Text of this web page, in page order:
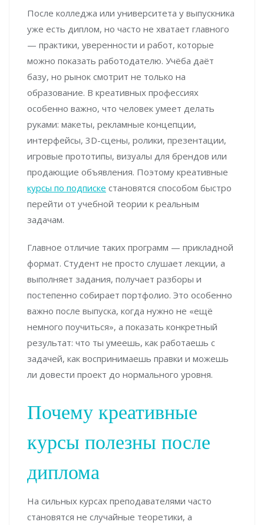
После колледжа или университета у выпускника
уже есть диплом, но часто не хватает главного
— практики, уверенности и работ, которые
можно показать работодателю. Учёба даёт
базу, но рынок смотрит не только на
образование. В креативных профессиях
особенно важно, что человек умеет делать
руками: макеты, рекламные концепции,
интерфейсы, 3D-сцены, ролики, презентации,
игровые прототипы, визуалы для брендов или
продающие объявления. Поэтому креативные
курсы по подписке становятся способом быстро
перейти от учебной теории к реальным
задачам.
Главное отличие таких программ — прикладной
формат. Студент не просто слушает лекции, а
выполняет задания, получает разборы и
постепенно собирает портфолио. Это особенно
важно после выпуска, когда нужно не «ещё
немного поучиться», а показать конкретный
результат: что ты умеешь, как работаешь с
задачей, как воспринимаешь правки и можешь
ли довести проект до нормального уровня.
Почему креативные
курсы полезны после
диплома
На сильных курсах преподавателями часто
становятся не случайные теоретики, а